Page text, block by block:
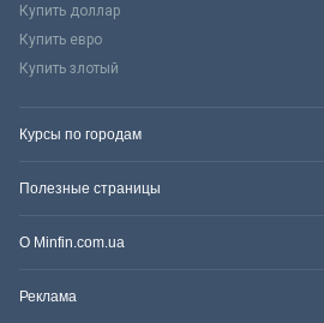
Купить доллар
Купить евро
Купить злотый
Курсы по городам
Полезные страницы
О Minfin.com.ua
Реклама